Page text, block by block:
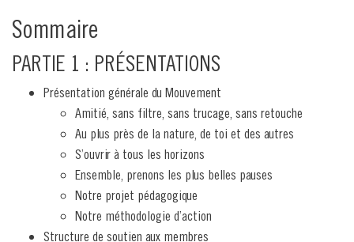
Sommaire
PARTIE 1 : PRÉSENTATIONS
Présentation générale du Mouvement
Amitié, sans filtre, sans trucage, sans retouche
Au plus près de la nature, de toi et des autres
S’ouvrir à tous les horizons
Ensemble, prenons les plus belles pauses
Notre projet pédagogique
Notre méthodologie d’action
Structure de soutien aux membres